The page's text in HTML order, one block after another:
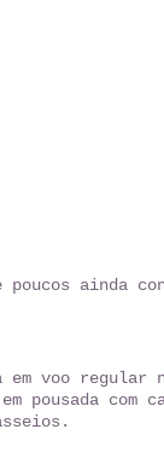
poucos ainda
em voo
em pousada